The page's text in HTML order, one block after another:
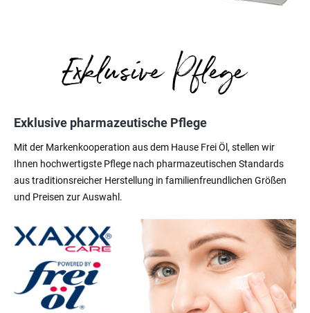
Exklusive pharmazeutische Pflege
Mit der Markenkooperation aus dem Hause Frei Öl, stellen wir
Ihnen hochwertigste Pflege nach pharmazeutischen Standards
aus traditionsreicher Herstellung in familienfreundlichen Größen
und Preisen zur Auswahl.